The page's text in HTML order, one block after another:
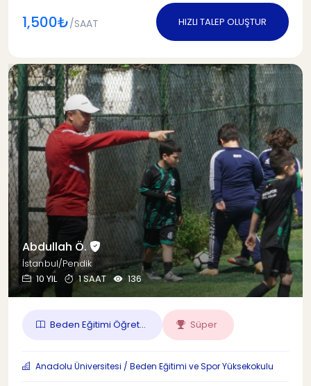
1,500₺/SAAT HIZLI TALEP OLUŞTUR
Abdullah Ö.
İstanbul/Pendik
10 YIL
1 SAAT 136
Beden Eğitimi Öğret... Süper
Anadolu Üniversitesi / Beden Eğitimi ve Spor Yüksekokulu